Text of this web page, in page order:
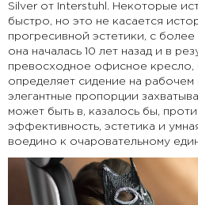
Silver от Interstuhl. Некоторые
быстро, но это не касается
прогресивной эстетики, с
она началась 10 лет назад и в
превосходное офисное
определяет сидение на рабочем
элегантные пропорции
может быть в, казалось бы,
эффективность, эстетика и
воедино к очаровательному